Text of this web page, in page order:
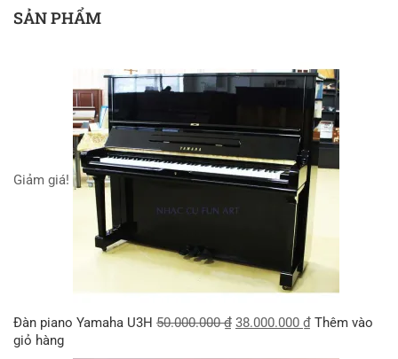
SẢN PHẨM
Giảm giá!
Đàn piano Yamaha U3H 50.000.000₫ 38.000.000 ₫ Thêm vào
giỏ hàng